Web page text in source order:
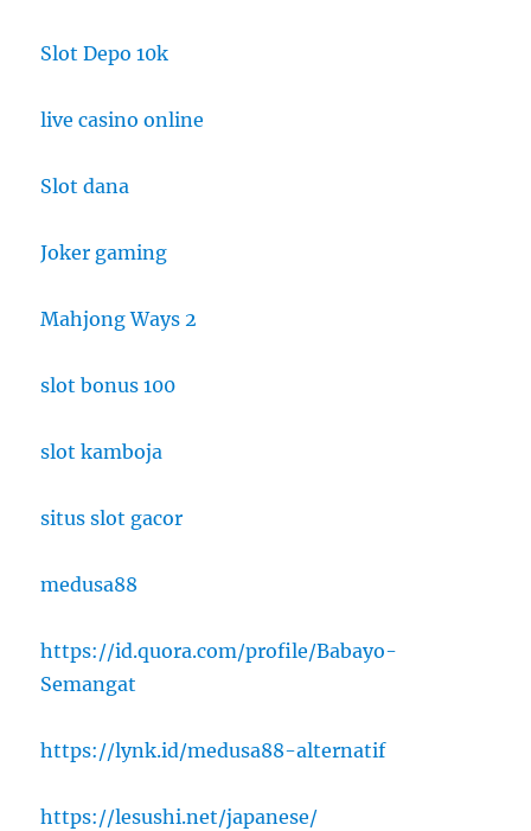
Slot Depo 10k
live casino online
Slot dana
Joker gaming
Mahjong Ways 2
slot bonus 100
slot kamboja
situs slot gacor
medusa88
https://id.quora.com/profile/Babayo-
Semangat
https://lynk.id/medusa88-alternatif
https://lesushi.net/japanese/